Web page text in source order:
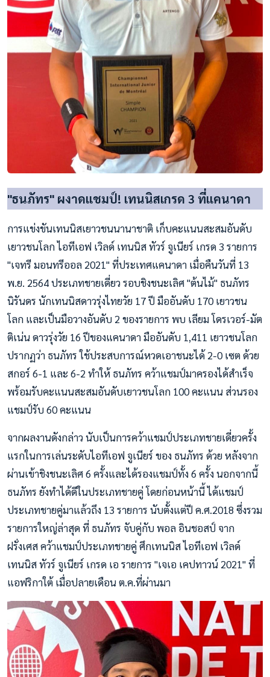
"ธนภัทร" ผงาดแชมป์! เทนนิสเกรด 3 ที่แคนาดา
การแข่งขันเทนนิสเยาวชนนานาชาติ เก็บคะแนนสะสมอันดับ
เยาวชนโลก ไอทีเอฟ เวิลด์ เทนนิส ทัวร์ จูเนียร์ เกรด 3 รายการ
"เจทรี มอนทรีออล 2021" ที่ประเทศแคนาดา เมื่อคืนวันที่ 13
พ.ย. 2564 ประเภทชายเดี่ยว รอบชิงชนะเลิศ "ต้นไม้" ธนภัทร
นิรันดร นักเทนนิสดาวรุ่งไทยวัย 17 ปี มืออันดับ 170 เยาวชน
โลก และเป็นมือวางอันดับ 2 ของรายการ พบ เลียม โดรเวอร์-มัต
ติเน่น ดาวรุ่งวัย 16 ปีของแคนาดา มืออันดับ 1,411 เยาวชนโลก
ปรากฏว่า ธนภัทร ใช้ประสบการณ์หวดเอาชนะได้ 2-0 เซต ด้วย
สกอร์ 6-1 และ 6-2 ทำให้ ธนภัทร คว้าแชมป์มาครองได้สำเร็จ
พร้อมรับคะแนนสะสมอันดับเยาวชนโลก 100 คะแนน ส่วนรอง
แชมป์รับ 60 คะแนน
จากผลงานดังกล่าว นับเป็นการคว้าแชมป์ประเภทชายเดี่ยวครั้ง
แรกในการเล่นระดับไอทีเอฟ จูเนียร์ ของ ธนภัทร ด้วย หลังจาก
ผ่านเข้าชิงชนะเลิศ 6 ครั้งและได้รองแชมป์ทั้ง 6 ครั้ง นอกจากนี้
ธนภัทร ยังทำได้ดีในประเภทชายคู่ โดยก่อนหน้านี้ ได้แชมป์
ประเภทชายคู่มาแล้วถึง 13 รายการ นับตั้งแต่ปี ค.ศ.2018 ซึ่งรวม
รายการใหญ่ล่าสุด ที่ ธนภัทร จับคู่กับ พอล อินชอสป์ จาก
ฝรั่งเศส คว้าแชมป์ประเภทชายคู่ ศึกเทนนิส ไอทีเอฟ เวิลด์
เทนนิส ทัวร์ จูเนียร์ เกรด เอ รายการ "เจเอ เคปทาวน์ 2021" ที่
แอฟริกาใต้ เมื่อปลายเดือน ต.ค.ที่ผ่านมา